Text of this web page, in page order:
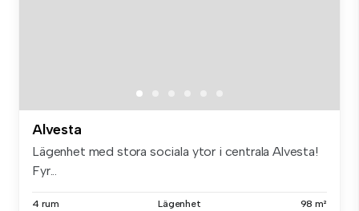
Alvesta
Lägenhet med stora sociala ytor i centrala Alvesta!
Fyr...
4 rum Lägenhet 98 m²